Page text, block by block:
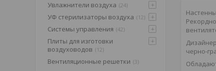
черно-
Увлажнители воздуха 24
УФ стерилизаторы воздуха 12
Системы управления 42
Плиты для изготовки
воздуховодов
12
Вентиляционные решетки 3